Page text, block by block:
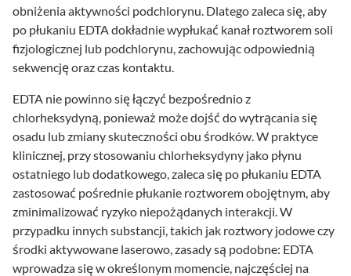
obniżenia aktywności podchlorynu. Dlatego zaleca się, aby
po płukaniu EDTA dokładnie wypłukać kanał roztworem soli
fizjologicznej lub podchlorynu, zachowując odpowiednią
sekwencję oraz czas kontaktu.
EDTA nie powinno się łączyć bezpośrednio z
chlorheksydyną, ponieważ może dojść do wytrącania się
osadu lub zmiany skuteczności obu środków. W praktyce
klinicznej, przy stosowaniu chlorheksydyny jako płynu
ostatniego lub dodatkowego, zaleca się po płukaniu EDTA
zastosować pośrednie płukanie roztworem obojętnym, aby
zminimalizować ryzyko niepożądanych interakcji. W
przypadku innych substancji, takich jak roztwory jodowe czy
środki aktywowane laserowo, zasady są podobne: EDTA
wprowadza się w określonym momencie, najczęściej na